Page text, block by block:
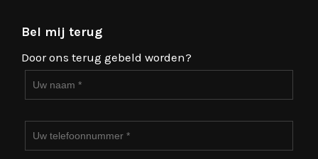
Bel mij terug
Door ons terug gebeld worden?